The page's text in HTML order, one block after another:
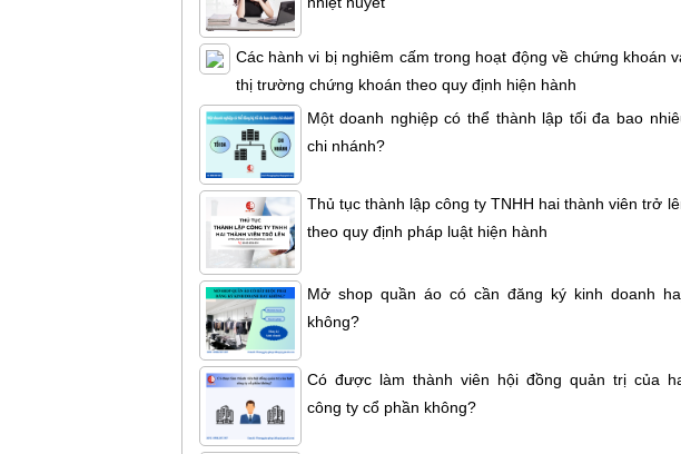
Các hành vi bị nghiêm cấm trong hoạt động về chứng khoán
thị trường chứng khoán theo quy định hiện hành
Một doanh nghiệp có thể thành lập tối đa bao
chi nhánh?
Thủ tục thành lập công ty TNHH hai thành viên trở
theo quy định pháp luật hiện hành
Mở shop quần áo có cần đăng ký kinh doanh
không?
Có được làm thành viên hội đồng quản trị của
công ty cổ phần không?